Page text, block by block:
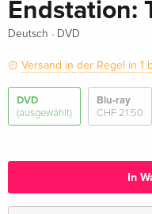
Endstation:
Deutsch · DVD
Versand in der Regel in 1
DVD
(ausgewählt)
Blu-ray
CHF 21.50
In